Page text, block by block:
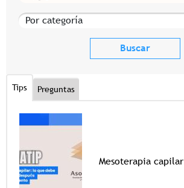
Por categoría
Tips Preguntas
Mesoterapia capilar